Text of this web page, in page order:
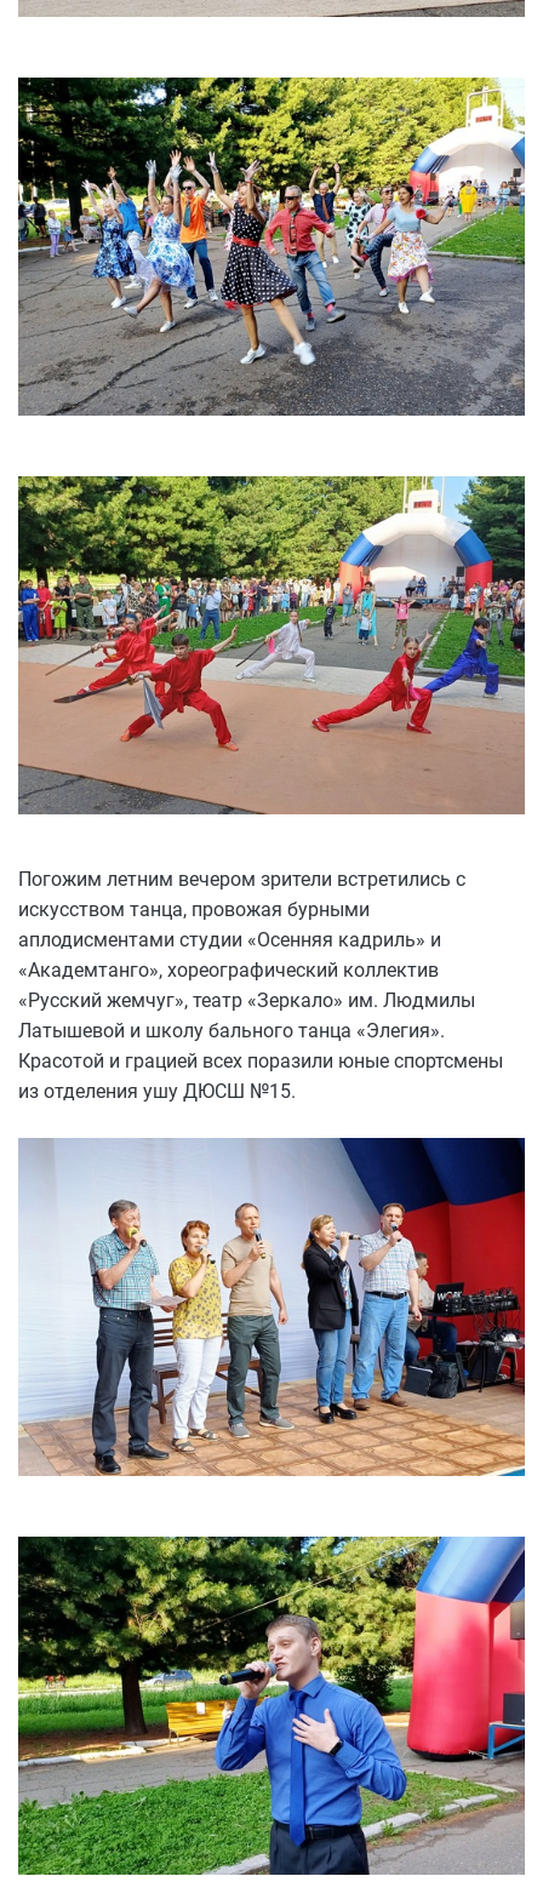
Погожим летним вечером зрители встретились с
искусством танца, провожая бурными
аплодисментами студии «Осенняя кадриль» и
«Академтанго», хореографический коллектив
«Русский жемчуг», театр «Зеркало» им. Людмилы
Латышевой и школу бального танца «Элегия».
Красотой и грацией всех поразили юные спортсмены
из отделения ушу ДЮСШ №15.